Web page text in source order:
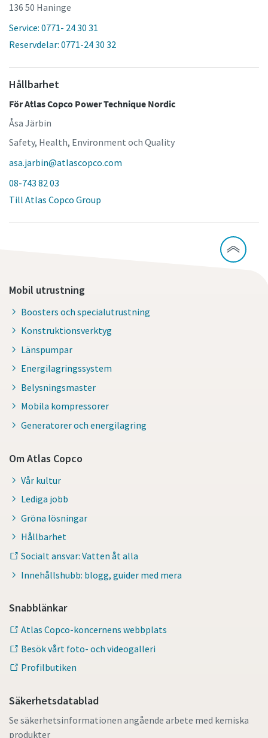
136 50 Haninge
Service: 0771- 24 30 31
Reservdelar: 0771-24 30 32
Hållbarhet
För Atlas Copco Power Technique Nordic
Åsa Järbin
Safety, Health, Environment och Quality
asa.jarbin@atlascopco.com
08-743 82 03
Till Atlas Copco Group
Mobil utrustning
Boosters och specialutrustning
Konstruktionsverktyg
Länspumpar
Energilagringssystem
Belysningsmaster
Mobila kompressorer
Generatorer och energilagring
Om Atlas Copco
Vår kultur
Lediga jobb
Gröna lösningar
Hållbarhet
Socialt ansvar: Vatten åt alla
Innehållshubb: blogg, guider med mera
Snabblänkar
Atlas Copco-koncernens webbplats
Besök vårt foto- och videogalleri
Profilbutiken
Säkerhetsdatablad
Se säkerhetsinformationen angående arbete med kemiska
produkter